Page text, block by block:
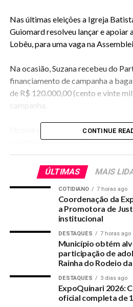
Nas últimas eleições a Igreja
Guiomard resolveu lançar e apoiar
Lobêu, para uma vaga na
Na ocasião, Suzana recebeu do
financiamento de campanha a
de R$ 120.000,00 (cento e vinte
campanha.
Ocorre que algo curioso aconteceu
candidata, pois ela teria pago
irmão de Igreja, CLEVIO JUNIOR
metade do seu fundo de
mil reais), sendo que demais
irmãos da Igreja Batista do Bosque
Pastor Marlon, pelo que consta
8.000,00 (oito mil reais) por
Suzana em todo o Acre obteve
valor do voto, para ela saiu no
(setecentos reais e dezenove
beneficiários pelos pagamentos
Igreja Batista, Marlon Castro.
CONTINUE
ÚLTIMAS MAIS
COTIDIANO 7 horas ago
Coordenação da
a Promotora de
institucional
DESTAQUES 7 horas ago
Município obtém
participação de
Rainha do Rodeio
DESTAQUES 3 dias ago
ExpoQuinari 2026:
oficial completa de